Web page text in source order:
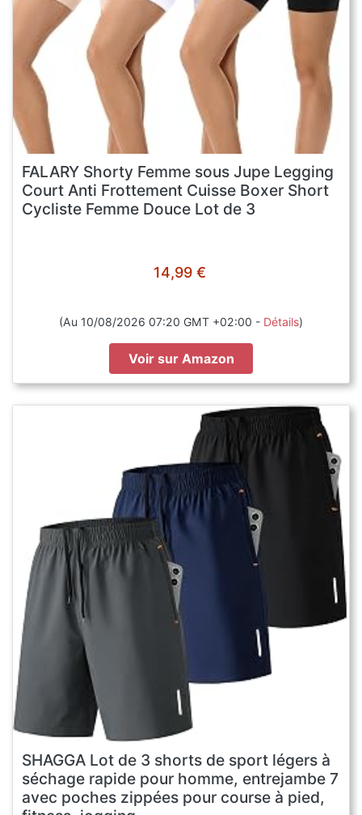
FALARY Shorty Femme sous Jupe Legging
Court Anti Frottement Cuisse Boxer Short
Cycliste Femme Douce Lot de 3
14,99 €
(Au 10/08/2026 07:20 GMT +02:00 - Détails)
Voir sur Amazon
SHAGGA Lot de 3 shorts de sport légers à
séchage rapide pour homme, entrejambe 7
avec poches zippées pour course à pied,